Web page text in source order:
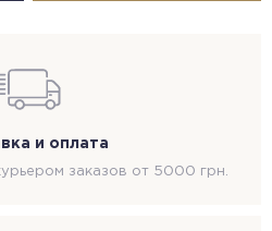
и оплата
заказов от 5000 грн.